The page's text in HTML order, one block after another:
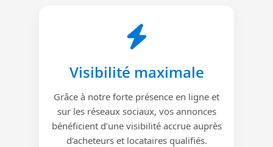
Visibilité maximale
Grâce à notre forte présence en ligne et
sur les réseaux sociaux, vos annonces
bénéficient d’une visibilité accrue auprès
d’acheteurs et locataires qualifiés.